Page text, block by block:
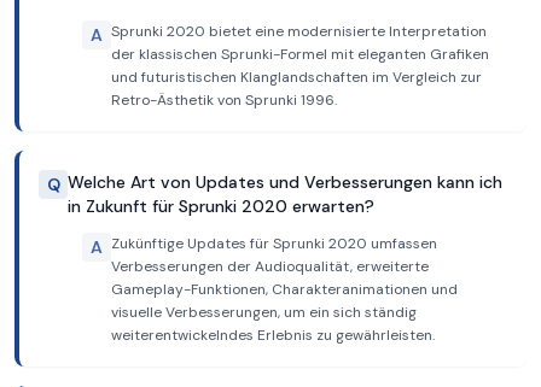
A Sprunki 2020 bietet eine modernisierte Interpretation
der klassischen Sprunki-Formel mit eleganten Grafiken
und futuristischen Klanglandschaften im Vergleich zur
Retro-Ästhetik von Sprunki 1996.
Q Welche Art von Updates und Verbesserungen kann ich
in Zukunft für Sprunki 2020 erwarten?
A Zukünftige Updates für Sprunki 2020 umfassen
Verbesserungen der Audioqualität, erweiterte
Gameplay-Funktionen, Charakteranimationen und
visuelle Verbesserungen, um ein sich ständig
weiterentwickelndes Erlebnis zu gewährleisten.